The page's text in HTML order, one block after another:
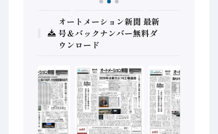
オートメーション新聞 最新
号＆バックナンバー無料ダ
ウンロード